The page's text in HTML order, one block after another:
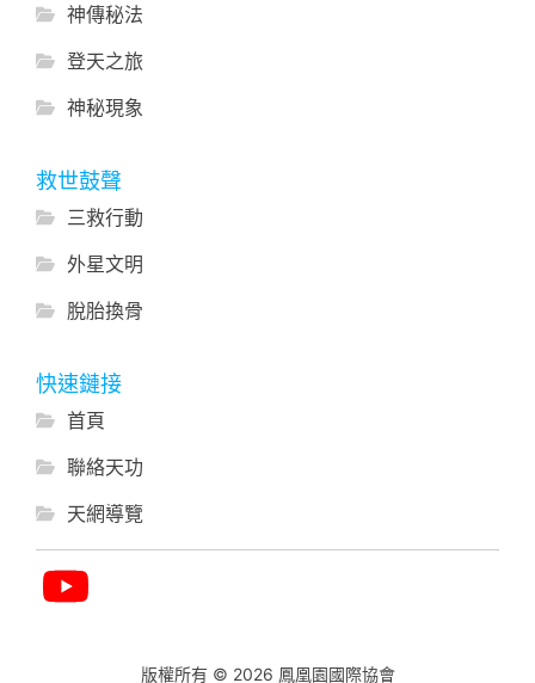
神傳秘法
登天之旅
神秘現象
救世鼓聲
三救行動
外星文明
脫胎換骨
快速鏈接
首頁
聯絡天功
天網導覽
版權所有 © 2026 鳳凰園國際協會